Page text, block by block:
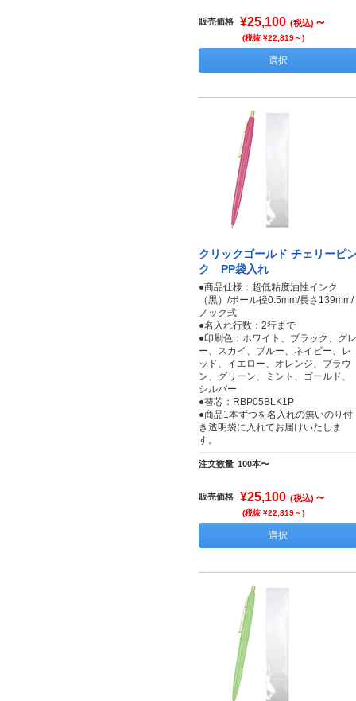
販売価格 ¥25,100 (税込) ～
(税抜 ¥22,819～)
選択
クリックゴールド チェリーピ
ク PP袋入れ
●商品仕様：超低粘度油性インク
（黒）/ボール径0.5mm/長さ139mm/
ノック式
●名入れ行数：2行まで
●印刷色：ホワイト、ブラック、グレ
ー、スカイ、ブルー、ネイビー、レ
ッド、イエロー、オレンジ、ブラウ
ン、グリーン、ミント、ゴールド、
シルバー
●替芯：RBP05BLK1P
●商品1本ずつを名入れの無いのり付
き透明袋に入れてお届けいたしま
す。
注文数量 100本〜
販売価格 ¥25,100 (税込) ～
(税抜 ¥22,819～)
選択